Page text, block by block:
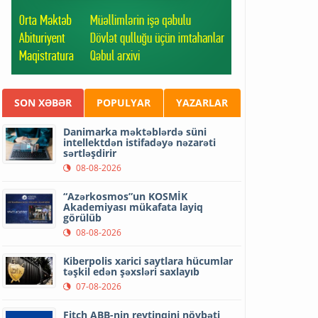
SON XƏBƏR POPULYAR YAZARLAR
Danimarka məktəblərdə süni
intellektdən istifadəyə nəzarəti
sərtləşdirir
08-08-2026
“Azərkosmos”un KOSMİK
Akademiyası mükafata layiq
görülüb
08-08-2026
Kiberpolis xarici saytlara hücumlar
təşkil edən şəxsləri saxlayıb
07-08-2026
Fitch ABB-nin reytinqini növbəti